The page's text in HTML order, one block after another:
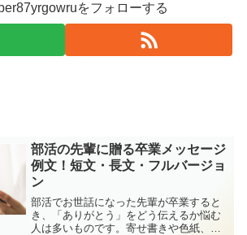
をフォローする
部活の先輩に贈る卒業メッセージ
例文！短文・長文・フルバージョ
ン
部活でお世話になった先輩が卒業すると
き、「ありがとう」をどう伝えるか悩む
人は多いものです。寄せ書きや色紙、カ